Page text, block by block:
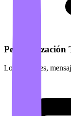
Personalización
Logo, colores,